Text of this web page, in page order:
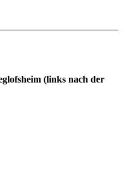
(links nach der